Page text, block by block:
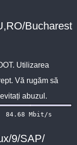
Bucharest
. Utilizarea
Vă rugăm să
abuzul.
9/SAP/